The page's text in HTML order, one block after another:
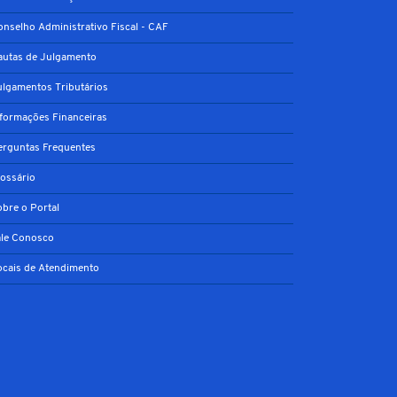
Administrativo Fiscal - CAF
de Julgamento
Tributários
Financeiras
Frequentes
o Portal
Conosco
de Atendimento